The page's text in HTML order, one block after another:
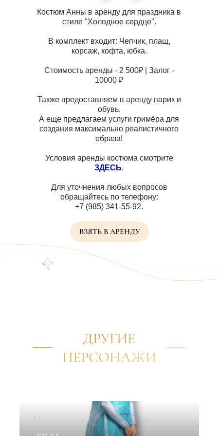
Костюм Анны в аренду для праздника в
стиле "Холодное сердце".
В комплект входит: Чепчик, плащ,
корсаж, кофта, юбка.
Стоимость аренды - 2 500₽ | Залог -
10000 ₽
Также предоставляем в аренду парик и
обувь.
А еще предлагаем услуги гримёра для
создания максимально реалистичного
образа!
Условия аренды костюма смотрите
ЗДЕСЬ.
Для уточнения любых вопросов
обращайтесь по телефону:
+7 (985) 341-55-92.
ВЗЯТЬ В АРЕНДУ
ДРУГИЕ
ПЕРСОНАЖИ